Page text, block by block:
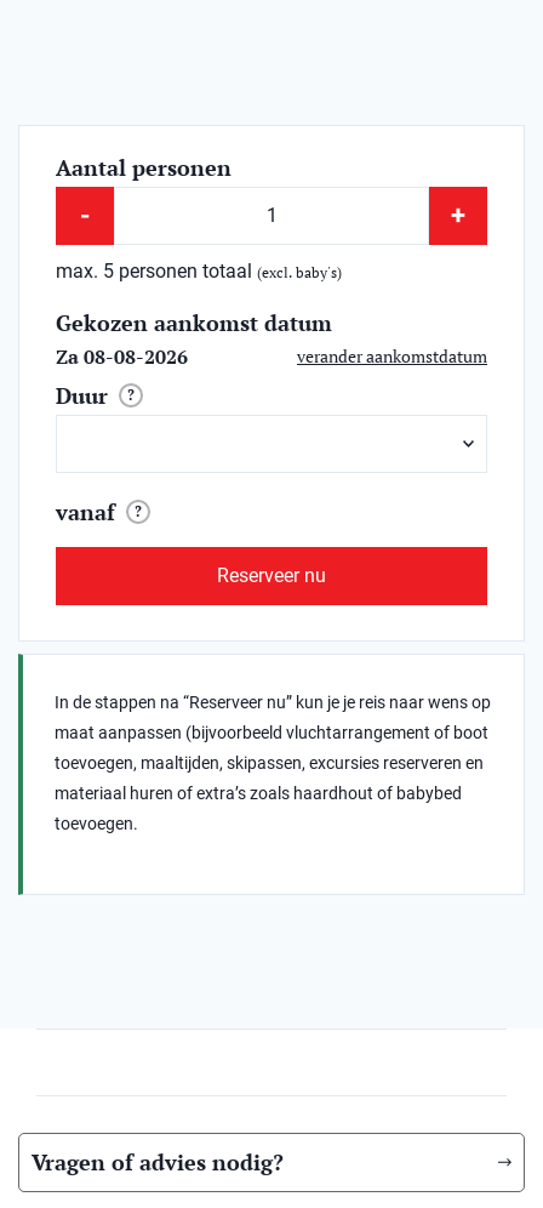
Aantal personen
- +
max. 5 personen totaal (excl. baby's)
Gekozen aankomst datum
Za 08-08-2026 verander aankomstdatum
Duur ?
vanaf ?
Reserveer nu
In de stappen na “Reserveer nu” kun je je reis naar wens op
maat aanpassen (bijvoorbeeld vluchtarrangement of boot
toevoegen, maaltijden, skipassen, excursies reserveren en
materiaal huren of extra’s zoals haardhout of babybed
toevoegen.
Vragen of advies nodig?